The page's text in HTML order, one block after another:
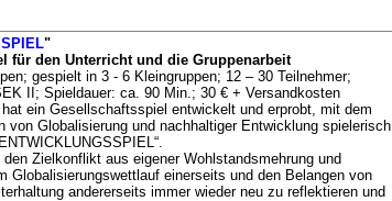
"
für den Unterricht und die Gruppenarbeit
gespielt in 3 - 6 Kleingruppen; 12 – 30 Teilnehmer;
II; Spieldauer: ca. 90 Min.; 30 € + Versandkosten
hat ein Gesellschaftsspiel entwickelt und erprobt, mit dem
von Globalisierung und nachhaltiger Entwicklung spielerisch
Zielkonflikt aus eigener Wohlstandsmehrung und
Globalisierungswettlauf einerseits und den Belangen von
andererseits immer wieder neu zu reflektieren und